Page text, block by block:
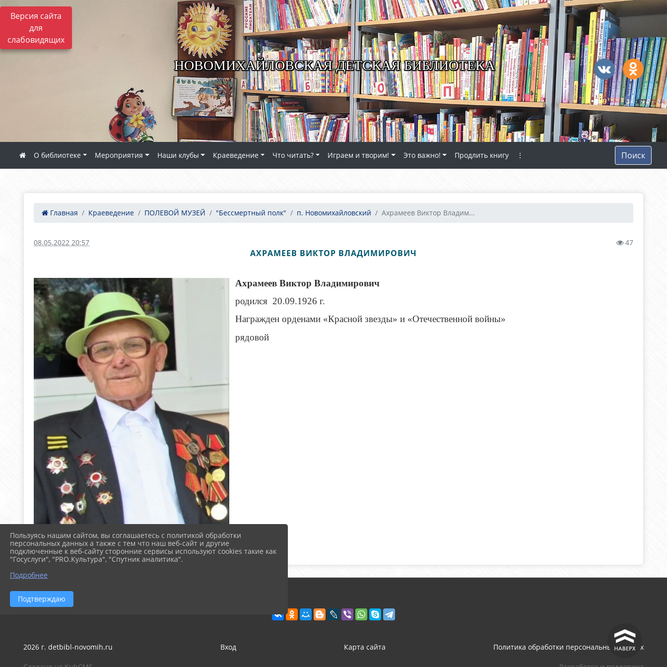
Версия сайта
для
слабовидящих
НОВОМИХАЙЛОВСКАЯ ДЕТСКАЯ БИБЛИОТЕКА
О библиотеке Мероприятия Наши клубы Краеведение Что читать? Играем и творим! Это важно! Продлить книгу ⋮ Поиск
Главная Краеведение ПОЛЕВОЙ МУЗЕЙ "Бессмертный полк" п. Новомихайловский Ахрамеев Виктор Владим...
08.05.2022 20:57 47
АХРАМЕЕВ ВИКТОР ВЛАДИМИРОВИЧ
Ахрамеев Виктор Владимирович
родился 20.09.1926 г.
Награжден орденами «Красной звезды» и «Отечественной войны»
рядовой
^
2026 г. detbibl-novomih.ru Вход Карта сайта Политика обработки персональных данных
Пользуясь нашим сайтом, вы соглашаетесь с политикой обработки
персональных данных а также с тем что наш веб-сайт и другие
подключенные к веб-сайту сторонние сервисы используют cookies такие как
"Госуслуги", "PRO.Культура", "Спутник аналитика".
Подробнее
Подтверждаю